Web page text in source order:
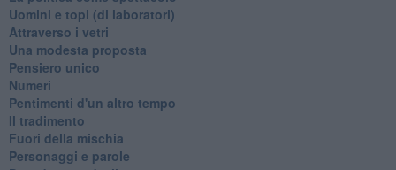
Uomini e topi (di laboratori)
Attraverso i vetri
Una modesta proposta
Pensiero unico
Numeri
Pentimenti d'un altro tempo
Il tradimento
Fuori della mischia
Personaggi e parole